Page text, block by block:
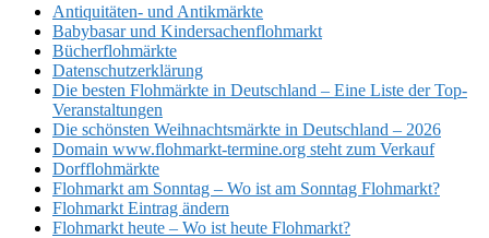
Antiquitäten- und Antikmärkte
Babybasar und Kindersachenflohmarkt
Bücherflohmärkte
Datenschutzerklärung
Die besten Flohmärkte in Deutschland – Eine Liste der Top-
Veranstaltungen
Die schönsten Weihnachtsmärkte in Deutschland – 2026
Domain www.flohmarkt-termine.org steht zum Verkauf
Dorfflohmärkte
Flohmarkt am Sonntag – Wo ist am Sonntag Flohmarkt?
Flohmarkt Eintrag ändern
Flohmarkt heute – Wo ist heute Flohmarkt?